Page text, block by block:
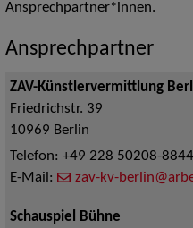
Ansprechpartner*innen.
Ansprechpartner
ZAV-Künstlervermittlung
Friedrichstr. 39
10969 Berlin
Telefon: +49 228 50208-8844
E-Mail:
zav-kv-
Schauspiel Bühne